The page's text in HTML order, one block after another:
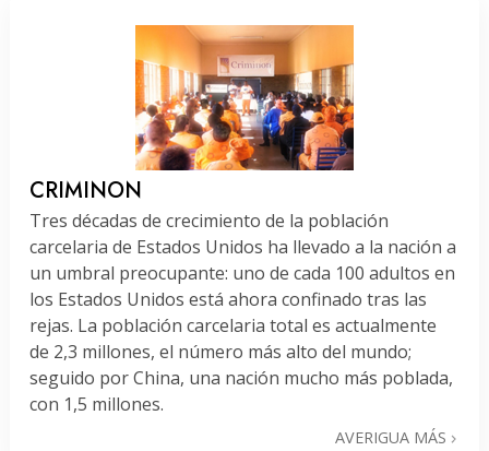
CRIMINON
Tres décadas de crecimiento de la población
carcelaria de Estados Unidos ha llevado a la nación a
un umbral preocupante: uno de cada 100 adultos en
los Estados Unidos está ahora confinado tras las
rejas. La población carcelaria total es actualmente
de 2,3 millones, el número más alto del mundo;
seguido por China, una nación mucho más poblada,
con 1,5 millones.
AVERIGUA MÁS